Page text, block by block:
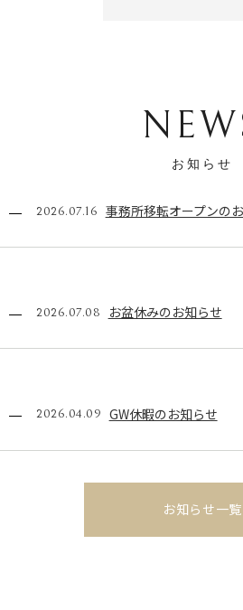
お知らせ
2026.07.16 事務所移転オープンの
2026.07.08 お盆休みのお知らせ
2026.04.09 GW休暇のお知らせ
お知らせ一覧